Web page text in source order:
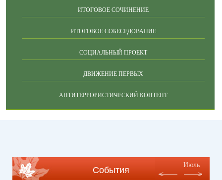
ИТОГОВОЕ СОЧИНЕНИЕ
ИТОГОВОЕ СОБЕСЕДОВАНИЕ
СОЦИАЛЬНЫЙ ПРОЕКТ
ДВИЖЕНИЕ ПЕРВЫХ
АНТИТЕРРОРИСТИЧЕСКИЙ КОНТЕНТ
События
Июль